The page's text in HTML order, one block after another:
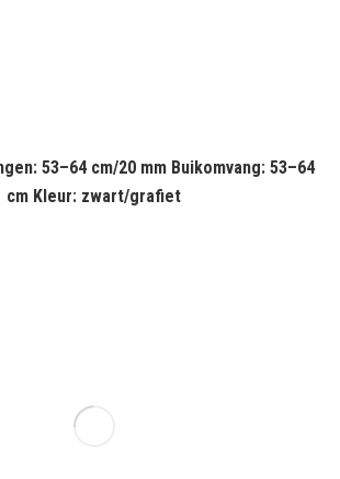
53–64 cm/20 mm Buikomvang: 53–64
cm Kleur: zwart/grafiet